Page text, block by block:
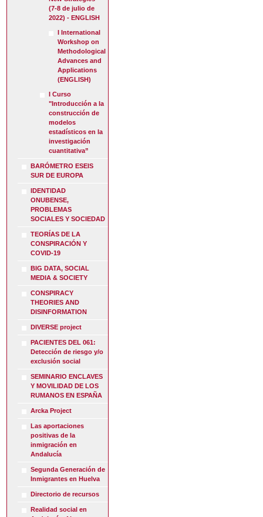
(7-8 de julio de
2022) - ENGLISH
I International
Workshop on
Methodological
Advances and
Applications
(ENGLISH)
I Curso
"Introducción a la
construcción de
modelos
estadísticos en la
investigación
cuantitativa”
BARÓMETRO ESEIS
SUR DE EUROPA
IDENTIDAD
ONUBENSE,
PROBLEMAS
SOCIALES Y SOCIEDAD
TEORÍAS DE LA
CONSPIRACIÓN Y
COVID-19
BIG DATA, SOCIAL
MEDIA & SOCIETY
CONSPIRACY
THEORIES AND
DISINFORMATION
DIVERSE project
PACIENTES DEL 061:
Detección de riesgo y/o
exclusión social
SEMINARIO ENCLAVES
Y MOVILIDAD DE LOS
RUMANOS EN ESPAÑA
Arcka Project
Las aportaciones
positivas de la
inmigración en
Andalucía
Segunda Generación de
Inmigrantes en Huelva
Directorio de recursos
Realidad social en